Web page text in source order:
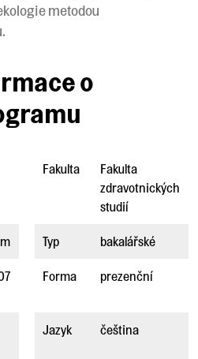
metodou
o
Fakulta
Fakulta
zdravotnických
studií
Typ bakalářské
Forma prezenční
Jazyk čeština